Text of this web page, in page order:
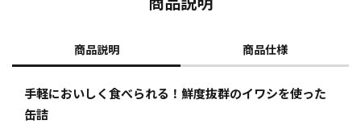
商品説明 商品仕様
手軽においしく食べられる！鮮度抜群のイワシを使った
缶詰